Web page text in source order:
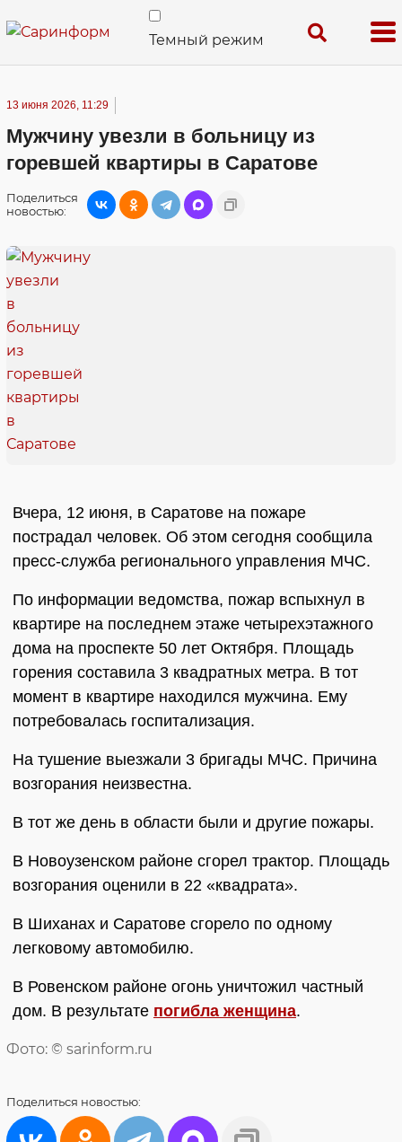
Темный режим
13 июня 2026, 11:29
Мужчину увезли в больницу из
горевшей квартиры в Саратове
Поделиться
новостью:
Вчера, 12 июня, в Саратове на пожаре
пострадал человек. Об этом сегодня сообщила
пресс-служба регионального управления МЧС.
По информации ведомства, пожар вспыхнул в
квартире на последнем этаже четырехэтажного
дома на проспекте 50 лет Октября. Площадь
горения составила 3 квадратных метра. В тот
момент в квартире находился мужчина. Ему
потребовалась госпитализация.
На тушение выезжали 3 бригады МЧС. Причина
возгорания неизвестна.
В тот же день в области были и другие пожары.
В Новоузенском районе сгорел трактор. Площадь
возгорания оценили в 22 «квадрата».
В Шиханах и Саратове сгорело по одному
легковому автомобилю.
В Ровенском районе огонь уничтожил частный
дом. В результате погибла женщина.
Фото: © sarinform.ru
Поделиться новостью: